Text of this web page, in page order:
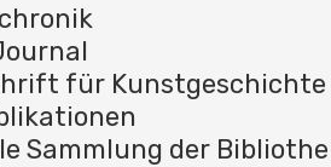
für Kunstgeschichte
Sammlung der